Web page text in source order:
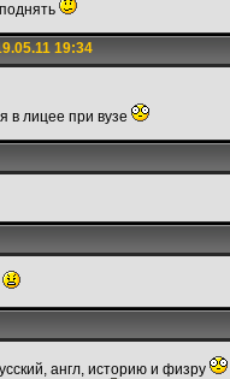
19:34
в лицее при вузе
англ, историю и физру